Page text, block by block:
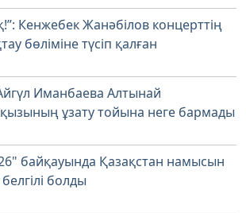
Кенжебек Жанәбілов концерттің
бөліміне түсіп қалған
Иманбаева Алтынай
ұзату тойына неге бармады
байқауында Қазақстан намысын
болды